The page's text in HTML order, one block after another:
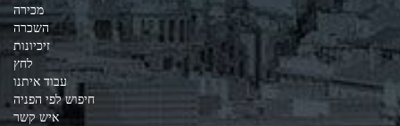
מכירה
השכרה
זיכיונות
לחץ
עבוד איתנו
חיפוש לפי הפניה
איש קשר